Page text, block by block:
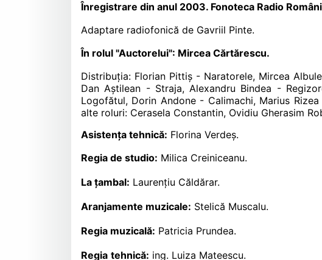
Înregistrare din anul 2003. Fonoteca Radio
Adaptare radiofonică de Gavriil Pinte.
În rolul "Auctorelui": Mircea Cărtărescu.
Distribuția: Florian Pittiș - Naratorele, Mircea
Dan Aștilean - Straja, Alexandru Bindea -
Logofătul, Dorin Andone - Calimachi, Marius
alte roluri: Cerasela Constantin, Ovidiu Gherasim
Asistența tehnică: Florina Verdeș.
Regia de studio: Milica Creiniceanu.
La țambal: Laurențiu Căldărar.
Aranjamente muzicale: Stelică Muscalu.
Regia muzicală: Patricia Prundea.
Regia tehnică: ing. Luiza Mateescu.